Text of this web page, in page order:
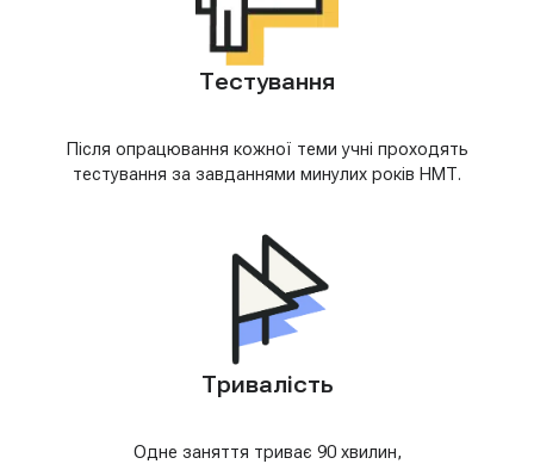
Тестування
Після опрацювання кожної теми учні проходять
тестування за завданнями минулих років НМТ.
Тривалість
Одне заняття триває 90 хвилин,